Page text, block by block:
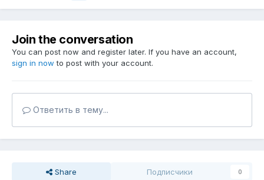
Join the conversation
You can post now and register later. If you have an account,
sign in now to post with your account.
Ответить в тему...
Share Подписчики 0